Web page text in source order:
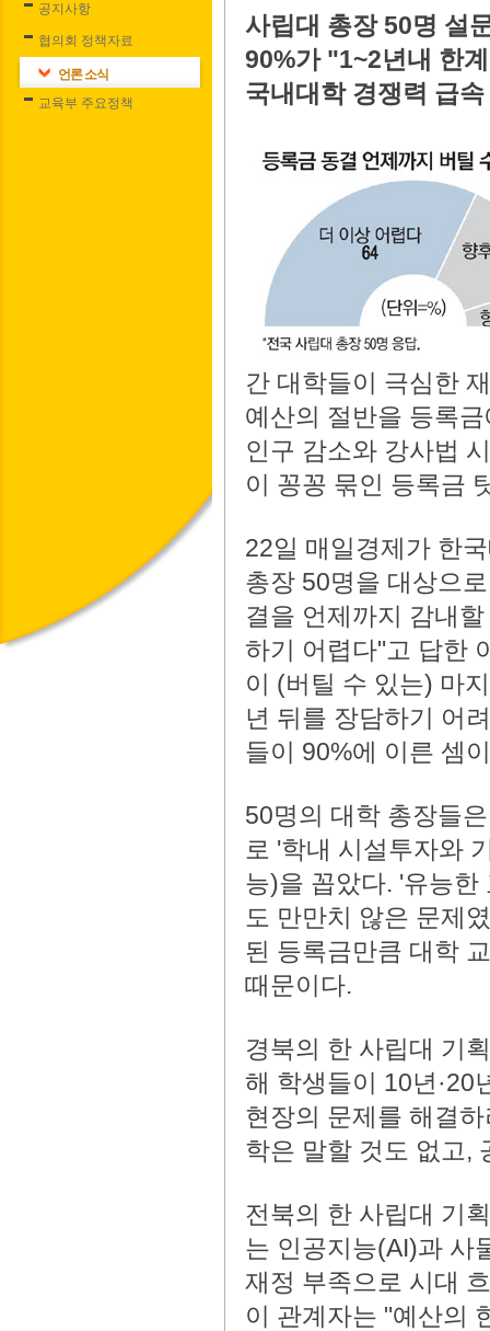
공지사항
협의회 정책자료
언론 소식
교육부 주요정책
사립대 총장 50명 설
90%가 "1~2년내 한
국내대학 경쟁력 급
간 대학들이 극심한
예산의 절반을 등록
인구 감소와 강사법
이 꽁꽁 묶인 등록금
22일 매일경제가 한
총장 50명을 대상으
결을 언제까지 감내
하기 어렵다"고 답한
이 (버틸 수 있는) 마
년 뒤를 장담하기 어
들이 90%에 이른 셈
50명의 대학 총장들
로 '학내 시설투자와
능)을 꼽았다. '유능
도 만만치 않은 문제
된 등록금만큼 대학
때문이다.
경북의 한 사립대 기
해 학생들이 10년·20
현장의 문제를 해결
학은 말할 것도 없고,
전북의 한 사립대 기
는 인공지능(AI)과 사
재정 부족으로 시대
이 관계자는 "예산의